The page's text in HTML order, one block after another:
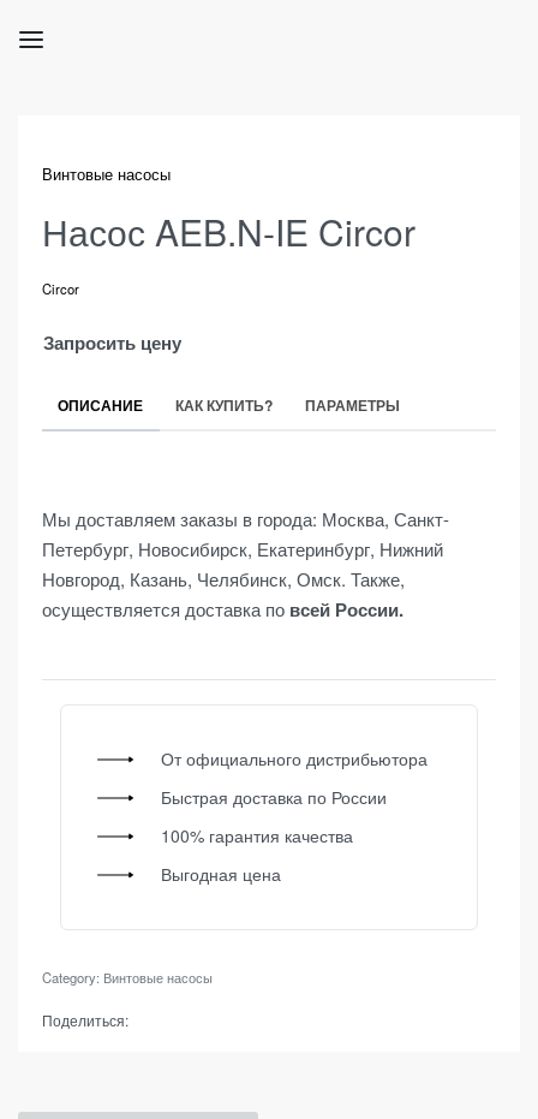
Винтовые насосы
Насос AEB.N-IE Circor
Circor
Запросить цену
ОПИСАНИЕ КАК КУПИТЬ? ПАРАМЕТРЫ
Мы доставляем заказы в города: Москва, Санкт-
Петербург, Новосибирск, Екатеринбург, Нижний
Новгород, Казань, Челябинск, Омск. Также,
осуществляется доставка по всей России.
От официального дистрибьютора
Быстрая доставка по России
100% гарантия качества
Выгодная цена
Category: Винтовые насосы
Поделиться: